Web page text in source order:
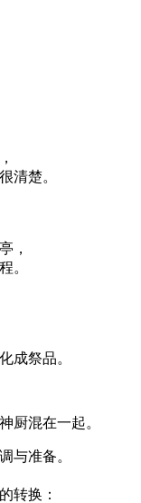
清楚。
，
。
成祭品。
厨混在一起。
与准备。
转换：